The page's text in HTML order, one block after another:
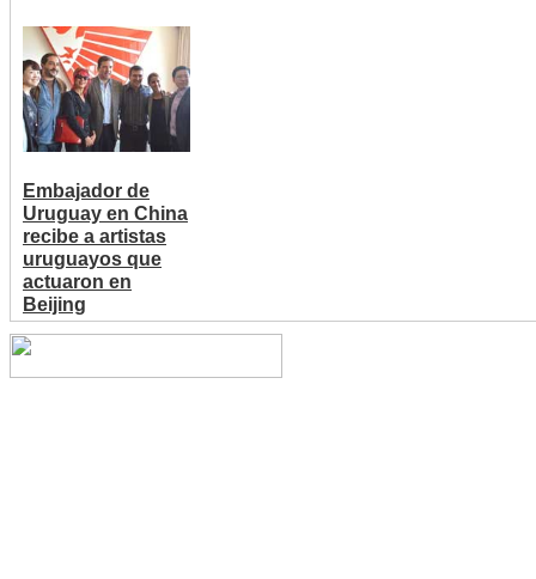
Embajador de
Uruguay en China
recibe a artistas
uruguayos que
actuaron en
Beijing